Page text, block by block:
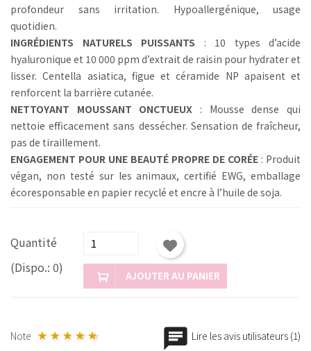
profondeur sans irritation. Hypoallergénique, usage
quotidien.
INGRÉDIENTS NATURELS PUISSANTS : 10 types d’acide
hyaluronique et 10 000 ppm d’extrait de raisin pour hydrater et
lisser. Centella asiatica, figue et céramide NP apaisent et
renforcent la barrière cutanée.
NETTOYANT MOUSSANT ONCTUEUX : Mousse dense qui
nettoie efficacement sans dessécher. Sensation de fraîcheur,
pas de tiraillement.
ENGAGEMENT POUR UNE BEAUTÉ PROPRE DE CORÉE : Produit
végan, non testé sur les animaux, certifié EWG, emballage
écoresponsable en papier recyclé et encre à l’huile de soja.
Quantité
(Dispo.: 0)
AJOUTER AU PANIER
Note Lire les avis utilisateurs (1)